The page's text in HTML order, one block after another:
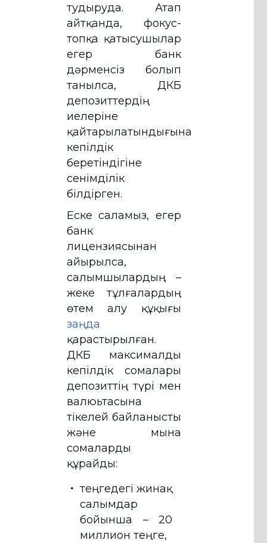
тудыруда. Атап
айтқанда, фокус-
топқа қатысушылар
егер банк
дәрменсіз болып
танылса, ҚДКБҚ
депозиттердің
иелеріне
қайтарылатындығына
кепілдік
беретіндігіне
сенімділік
білдірген.
Еске саламыз, егер
банк
лицензиясынан
айырылса,
салымшылардың –
жеке тұлғалардың
өтем алу құқығы
заңда
қарастырылған.
ҚДКБҚ максималды
кепілдік сомалары
депозиттің түрі мен
валюьтасына
тікелей байланысты
және мына
сомаларды
құрайды:
теңгедегі жинақ
салымдар
бойынша – 20
миллион теңге,